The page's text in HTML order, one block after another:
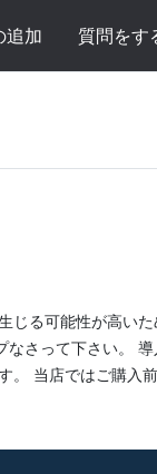
追加 質問をす
る可能性が高いた
さって下さい。
。 当店ではご購入